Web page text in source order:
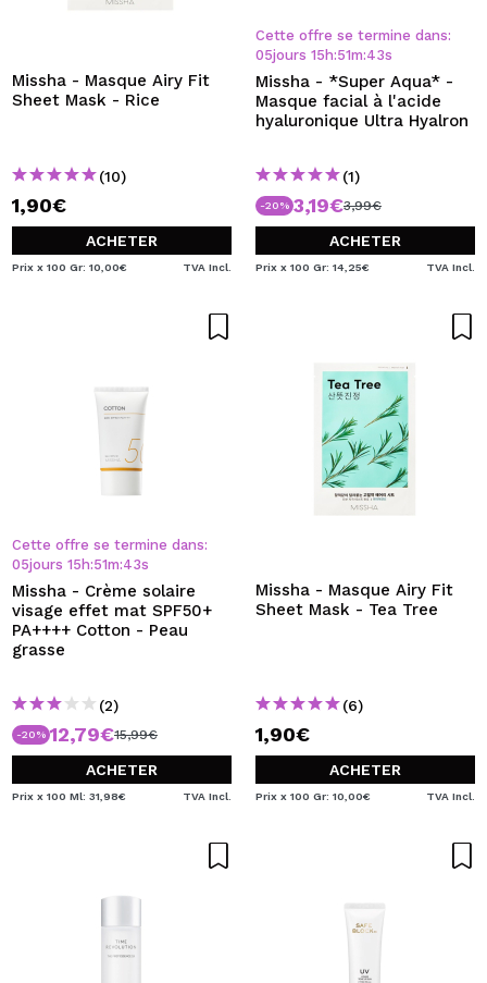
En créant un compte sur Maquibeauty.fr vous pourrez
effectuer vos achats rapidement, vérifier l'état de vos
commandes et consulter vos opérations précédentes.
CRÉER UN COMPTE
Missha - Masque Airy Fit
Sheet Mask - Rice
(10)
1,90€
ACHETER
Prix x 100 Gr: 10,00€ TVA Incl.
Cette offre se termine dans:
05jours 15 h:51m:43s
Missha - *Super Aqua* -
Masque facial à l'acide
hyaluronique Ultra Hyalron
(1)
-20% 3,19€3,99€
ACHETER
Prix x 100 Gr: 14,25€ TVA Incl.
Cette offre se termine dans:
05jours 15 h:51m:43s
Missha - Crème solaire
visage effet mat SPF50+
PA++++ Cotton - Peau
grasse
(2)
-20% 12,79€15,99€
ACHETER
Prix x 100 Ml: 31,98€ TVA Incl.
Missha - Masque Airy Fit
Sheet Mask - Tea Tree
(6)
1,90€
ACHETER
Prix x 100 Gr: 10,00€ TVA Incl.